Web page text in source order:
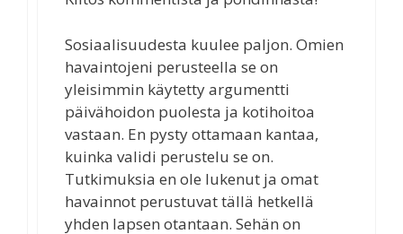
Sosiaalisuudesta kuulee paljon. Omien
havaintojeni perusteella se on
yleisimmin käytetty argumentti
päivähoidon puolesta ja kotihoitoa
vastaan. En pysty ottamaan kantaa,
kuinka validi perustelu se on.
Tutkimuksia en ole lukenut ja omat
havainnot perustuvat tällä hetkellä
yhden lapsen otantaan. Sehän on